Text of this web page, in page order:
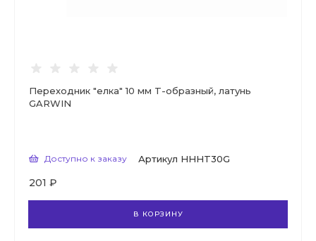
Переходник "елка" 10 мм T-образный, латунь
GARWIN
Доступно к заказу Артикул HHHT30G
201 ₽
В КОРЗИНУ